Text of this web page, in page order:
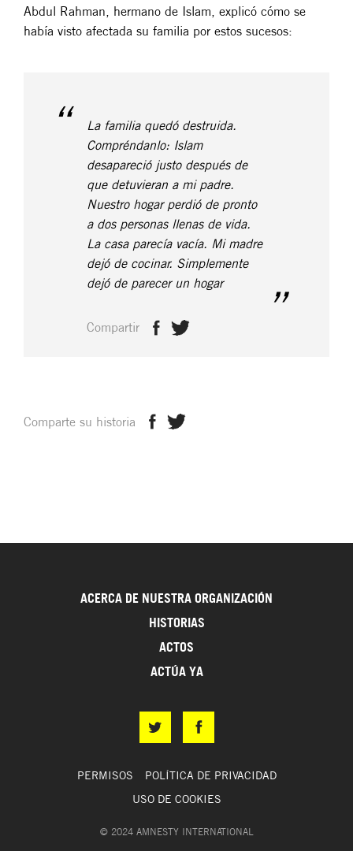
Abdul Rahman, hermano de Islam, explicó cómo se
había visto afectada su familia por estos sucesos:
La familia quedó destruida.
Compréndanlo: Islam
desapareció justo después de
que detuvieran a mi padre.
Nuestro hogar perdió de pronto
a dos personas llenas de vida.
La casa parecía vacía. Mi madre
dejó de cocinar. Simplemente
dejó de parecer un hogar
Compartir
Comparte su historia
ACERCA DE NUESTRA ORGANIZACIÓN
HISTORIAS
ACTOS
ACTÚA YA
PERMISOS
POLÍTICA DE PRIVACIDAD
USO DE COOKIES
© 2024 AMNESTY INTERNATIONAL